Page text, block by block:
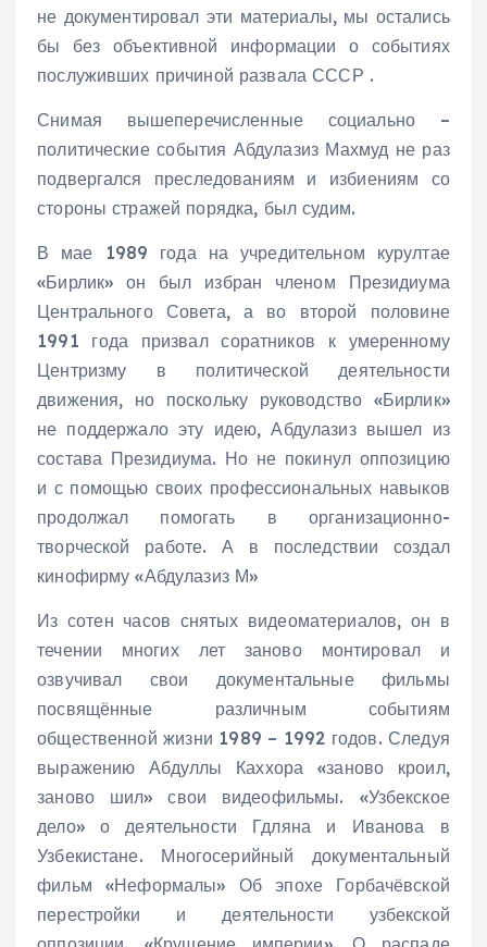
не документировал эти материалы, мы остались
бы без объективной информации о событиях
послуживших причиной развала СССР .
Снимая вышеперечисленные социально –
политические события Абдулазиз Махмуд не раз
подвергался преследованиям и избиениям со
стороны стражей порядка, был судим.
В мае 1989 года на учредительном курултае
«Бирлик» он был избран членом Президиума
Центрального Совета, а во второй половине
1991 года призвал соратников к умеренному
Центризму в политической деятельности
движения, но поскольку руководство «Бирлик»
не поддержало эту идею, Абдулазиз вышел из
состава Президиума. Но не покинул оппозицию
и с помощью своих профессиональных навыков
продолжал помогать в организационно-
творческой работе. А в последствии создал
кинофирму «Абдулазиз М»
Из сотен часов снятых видеоматериалов, он в
течении многих лет заново монтировал и
озвучивал свои документальные фильмы
посвящённые различным событиям
общественной жизни 1989 – 1992 годов. Следуя
выражению Абдуллы Каххора «заново кроил,
заново шил» свои видеофильмы. «Узбекское
дело» о деятельности Гдляна и Иванова в
Узбекистане. Многосерийный документальный
фильм «Неформалы» Об эпохе Горбачёвской
перестройки и деятельности узбекской